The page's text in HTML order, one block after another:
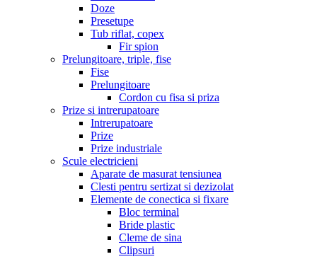
Doze
Presetupe
Tub riflat, copex
Fir spion
Prelungitoare, triple, fise
Fise
Prelungitoare
Cordon cu fisa si priza
Prize si intrerupatoare
Intrerupatoare
Prize
Prize industriale
Scule electricieni
Aparate de masurat tensiunea
Clesti pentru sertizat si dezizolat
Elemente de conectica si fixare
Bloc terminal
Bride plastic
Cleme de sina
Clipsuri